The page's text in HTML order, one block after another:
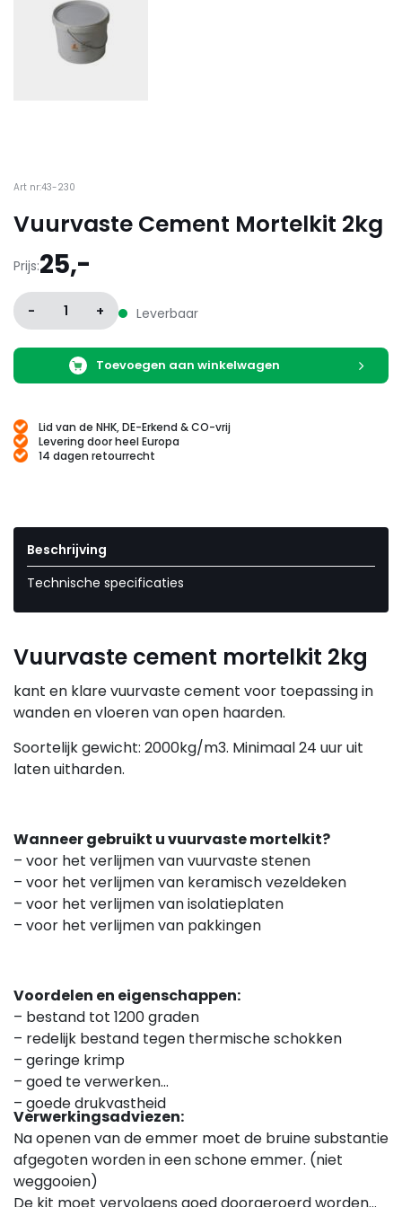
Art nr:43-230
Vuurvaste Cement Mortelkit 2kg
Prijs:25,-
- 1 + Leverbaar
Toevoegen aan winkelwagen
Lid van de NHK, DE-Erkend & CO-vrij
Levering door heel Europa
14 dagen retourrecht
Beschrijving
Technische specificaties
Vuurvaste cement mortelkit 2kg
kant en klare vuurvaste cement voor toepassing in
wanden en vloeren van open haarden.
Soortelijk gewicht: 2000kg/m3. Minimaal 24 uur uit
laten uitharden.
Wanneer gebruikt u vuurvaste mortelkit?
– voor het verlijmen van vuurvaste stenen
– voor het verlijmen van keramisch vezeldeken
– voor het verlijmen van isolatieplaten
– voor het verlijmen van pakkingen
Voordelen en eigenschappen:
– bestand tot 1200 graden
– redelijk bestand tegen thermische schokken
– geringe krimp
– goed te verwerken
– goede drukvastheid
Verwerkingsadviezen:
Na openen van de emmer moet de bruine substantie
afgegoten worden in een schone emmer. (niet
weggooien)